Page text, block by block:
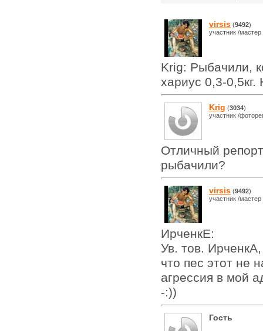
virsis (9492)
участник /мастер
Krig: Рыбачили,
хариус 0,3-
Krig (3034)
участник /
Отличный
рыбачили?
virsis (9492)
участник /мастер
ИрченкЕ:
Ув. тов.
что пес этот не
агрессия в мой
-:))
Гость